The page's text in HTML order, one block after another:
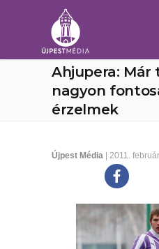
Ahjupera:
nagyon
érzelmek
Újpest Média | 2011.